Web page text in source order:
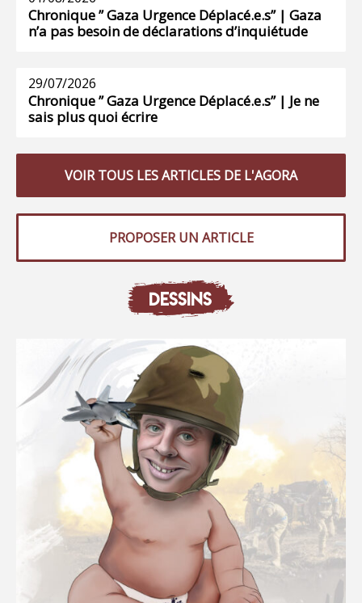
Chronique ” Gaza Urgence Déplacé.e.s” | Gaza
n’a pas besoin de déclarations d’inquiétude
29/07/2026
Chronique ” Gaza Urgence Déplacé.e.s” | Je ne
sais plus quoi écrire
VOIR TOUS LES ARTICLES DE L'AGORA
PROPOSER UN ARTICLE
DESSINS